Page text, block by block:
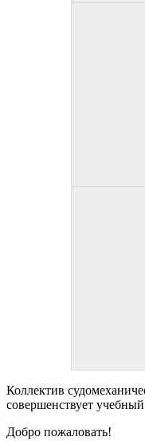
Коллектив
совершенствует
Добро пожаловать!